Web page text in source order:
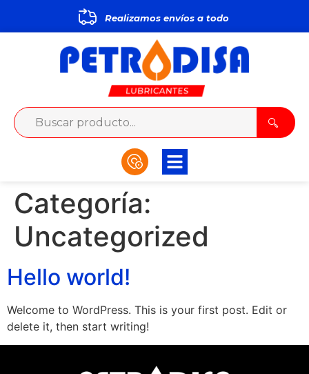
Realizamos envíos a todo
Categoría:
Uncategorized
Hello world!
Welcome to WordPress. This is your first post. Edit or
delete it, then start writing!